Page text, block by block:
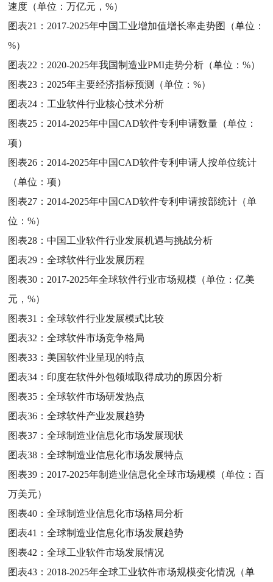
速度（单位：万亿元，%）
图表21： 2017-2025年中国工业增加值增长率走势图（单位：
%）
图表22： 2020-2025年我国制造业PMI走势分析（单位：%）
图表23： 2025年主要经济指标预测（单位：%）
图表24： 工业软件行业核心技术分析
图表25： 2014-2025年中国CAD软件专利申请数量（单位：
项）
图表26： 2014-2025年中国CAD软件专利申请人按单位统计
（单位：项）
图表27： 2014-2025年中国CAD软件专利申请按部统计（单
位：%）
图表28：中国工业软件行业发展机遇与挑战分析
图表29：全球软件行业发展历程
图表30： 2017-2025年全球软件行业市场规模（单位：亿美
元，%）
图表31：全球软件行业发展模式比较
图表32：全球软件市场竞争格局
图表33： 美国软件业呈现的特点
图表34： 印度在软件外包领域取得成功的原因分析
图表35：全球软件市场研发热点
图表36：全球软件产业发展趋势
图表37：全球制造业信息化市场发展现状
图表38：全球制造业信息化市场发展特点
图表39： 2017-2025年制造业信息化全球市场规模（单位：百
万美元）
图表40：全球制造业信息化市场格局分析
图表41：全球制造业信息化市场发展趋势
图表42：全球工业软件市场发展情况
图表43： 2018-2025年全球工业软件市场规模变化情况（单